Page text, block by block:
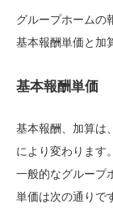
グループホームの
基本報酬単価と加
基本報酬単価
基本報酬、加算は
により変わります。
一般的なグループ
単価は次の通りで